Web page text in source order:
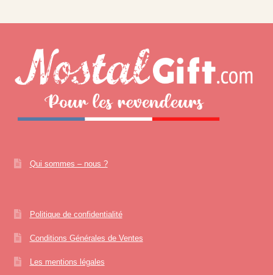
Qui sommes – nous ?
Politique de confidentialité
Conditions Générales de Ventes
Les mentions légales